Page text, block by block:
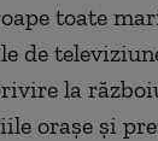
toate
de
la
orașe și